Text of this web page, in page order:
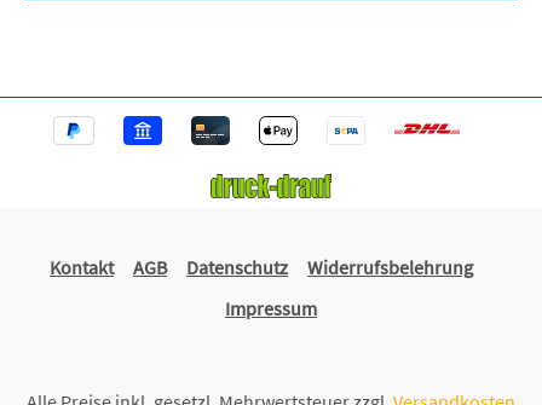
Kontakt AGB Datenschutz
Widerrufsbelehrung
Impressum